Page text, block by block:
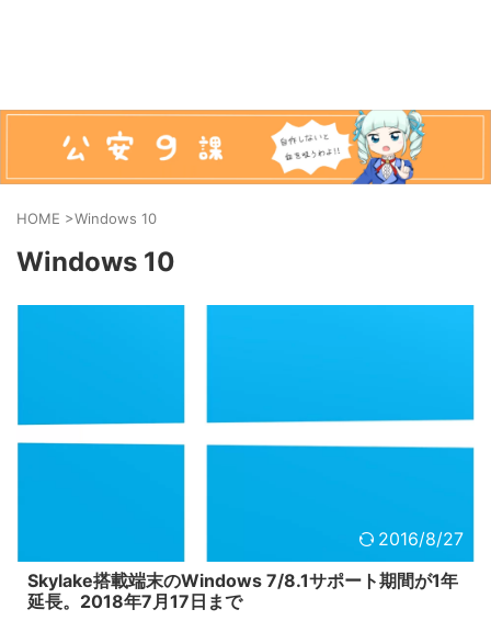
HOME >Windows 10
Windows 10
2016/8/27
Skylake搭載端末のWindows 7/8.1サポート期間が1年
延長。2018年7月17日まで